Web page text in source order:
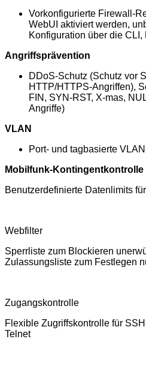
Vorkonfigurierte Firewall-
WebUI aktiviert werden,
Konfiguration über die CLI,
Angriffsprävention
DDoS-Schutz (Schutz vor
HTTP/HTTPS-Angriffen),
FIN, SYN-RST, X-mas,
Angriffe)
VLAN
Port- und tagbasierte
Mobilfunk-Kontingentkontrolle
Benutzerdefinierte Datenlimits
Webfilter
Sperrliste zum Blockieren
Zulassungsliste zum Festlegen
Zugangskontrolle
Flexible Zugriffskontrolle für
Telnet